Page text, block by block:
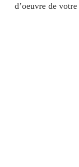
d’oeuvre de